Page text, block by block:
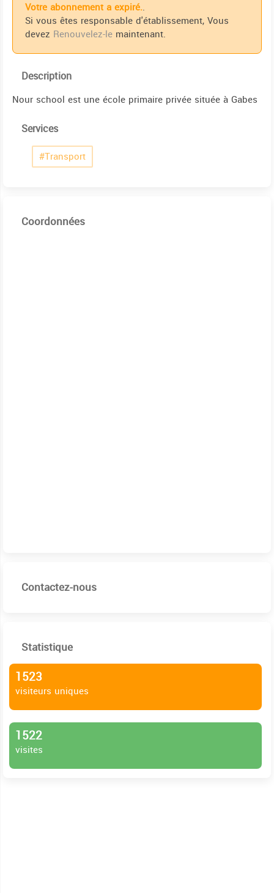
Votre abonnement a expiré..
Si vous êtes responsable d'établissement, Vous
devez Renouvelez-le maintenant.
Description
Nour school est une école primaire privée située à Gabes
Services
#Transport
Coordonnées
Contactez-nous
Statistique
1523
visiteurs uniques
1522
visites